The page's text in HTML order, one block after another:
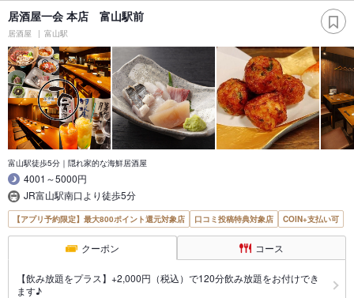
居酒屋一会 本店 富山駅前
居酒屋 富山駅
富山駅徒歩5分｜隠れ家的な海鮮居酒屋
4001～5000円
JR富山駅南口より徒歩5分
【アプリ予約限定】最大800ポイント還元対象店 口コミ投稿特典対象店 COIN+支払い可
クーポン コース
【飲み放題をプラス】+2,000円（税込）で120分飲み放題をお付けでき
ます♪